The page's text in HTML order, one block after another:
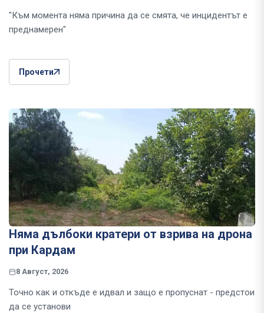
"Към момента няма причина да се смята, че инцидентът е
преднамерен"
Прочети
Няма дълбоки кратери от взрива на дрона
при Кардам
8 Август, 2026
Точно как и откъде е идвал и защо е пропуснат - предстои
да се установи